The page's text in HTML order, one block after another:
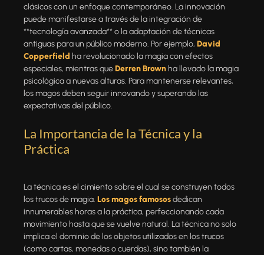
clásicos con un enfoque contemporáneo. La innovación
puede manifestarse a través de la integración de
**tecnología avanzada** o la adaptación de técnicas
antiguas para un público moderno. Por ejemplo, David
Copperfield ha revolucionado la magia con efectos
especiales, mientras queDerren Brown ha llevado la magia
psicológica a nuevas alturas. Para mantenerse relevantes,
los magos deben seguir innovando y superando las
expectativas del público.
La Importancia de la Técnica y la
Práctica
La técnica es el cimiento sobre el cual se construyen todos
los trucos de magia. Los magos famososdedican
innumerables horas a la práctica, perfeccionando cada
movimiento hasta que se vuelve natural. La técnica no solo
implica el dominio de los objetos utilizados en los trucos
(como cartas, monedas o cuerdas), sino también la